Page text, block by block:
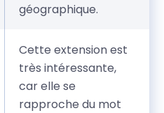
géographique.
Cette extension est
très intéressante,
car elle se
rapproche du mot